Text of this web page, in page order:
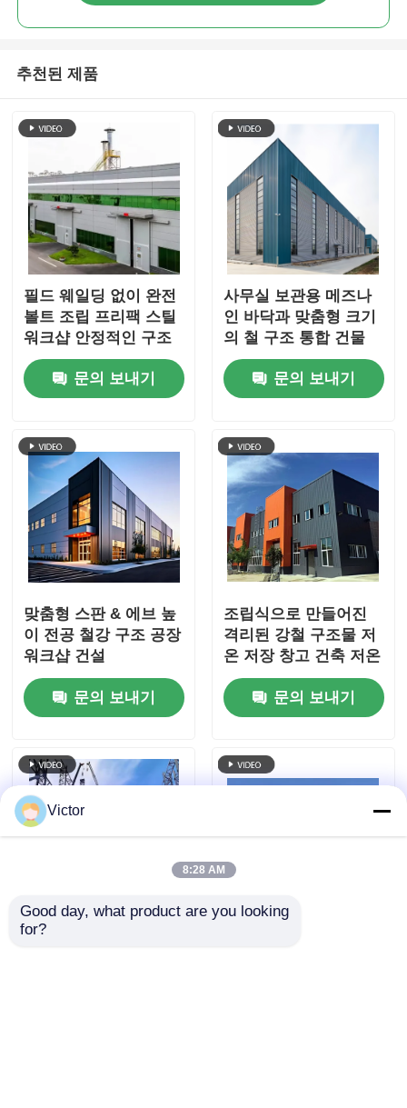
추천된 제품
필드 웨일딩 없이 완전
볼트 조립 프리팩 스틸
워크샵 안정적인 구조
방화성 바위 울 샌드위
치 패널 공장 사용
문의 보내기
사무실 보관용 메즈나
인 바닥과 맞춤형 크기
의 철 구조 통합 건물
문의 보내기
맞춤형 스판 & 에브 높
이 전공 철강 구조 공장
워크샵 건설
문의 보내기
조립식으로 만들어진
격리된 강철 구조물 저
온 저장 창고 건축 저온
냉동 식품 저장
문의 보내기
다층 전공 철강 구조 사
Victor
8:28 AM
Good day, what product are you looking
for?